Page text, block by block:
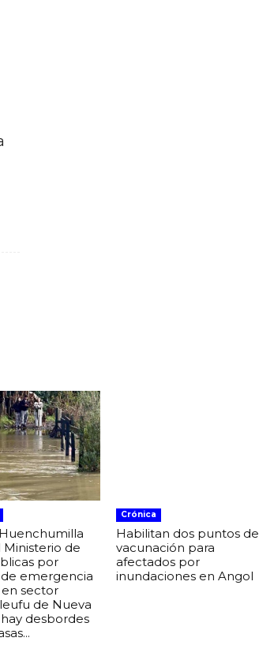
Ministerio de
por
emergencia
sector
de Nueva
desbordes
Crónica
Habilitan dos puntos de
vacunación para
afectados por
inundaciones en Angol